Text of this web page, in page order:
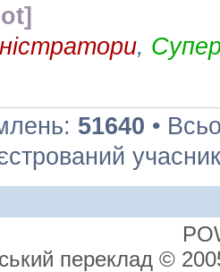
,
51640 •
переклад ©